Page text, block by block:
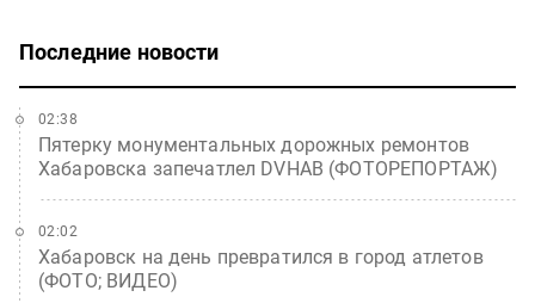
Последние новости
Пятерку монументальных дорожных ремонтов
Хабаровска запечатлел DVHAB (ФОТОРЕПОРТАЖ)
02:38
Хабаровск на день превратился в город атлетов
(ФОТО; ВИДЕО)
02:02